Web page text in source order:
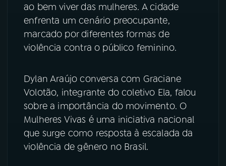
ACOMPANHE A RÁDIO NACIONAL
YouTube Facebook
TikTok
ao bem viver das mulheres. A cidade
enfrenta um cenário preocupante,
marcado por diferentes formas de
violência contra o público feminino.
Dylan Araújo conversa com Graciane
Volotão, integrante do coletivo Ela, falou
sobre a importância do movimento. O
Mulheres Vivas é uma iniciativa nacional
que surge como resposta à escalada da
violência de gênero no Brasil.